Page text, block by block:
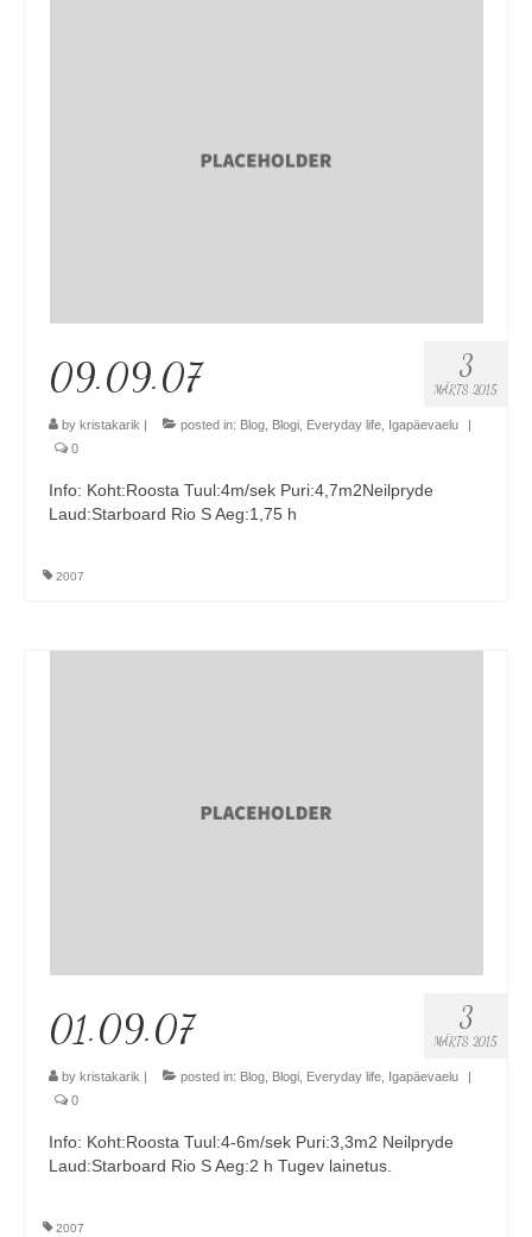
Reisid
Toimunud reisid
Kontakt
3
MÄRTS 2015
09.09.07
by kristakarik | posted in: Blog Blogi Everyday life Igapäevaelu
|
0
Info: Koht:Roosta Tuul:4m/sek Puri:4,7m2Neilpryde
Laud:Starboard Rio S Aeg:1,75 h
2007
3
MÄRTS 2015
01.09.07
by kristakarik posted in: Blog, Blogi, Everyday life, Igapäevaelu
0
Info: Koht:Roosta Tuul:4-6m/sek Puri:3,3m2 Neilpryde
Laud:Starboard Rio S Aeg:2 h Tugev lainetus.
2007